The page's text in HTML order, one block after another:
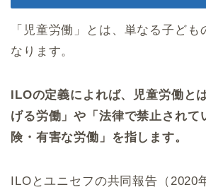
「児童労働」とは、単なる子ど
なります。
ILOの定義によれば、児童労働と
げる労働」や「法律で禁止されて
険・有害な労働」を指します。
ILOとユニセフの共同報告（2020